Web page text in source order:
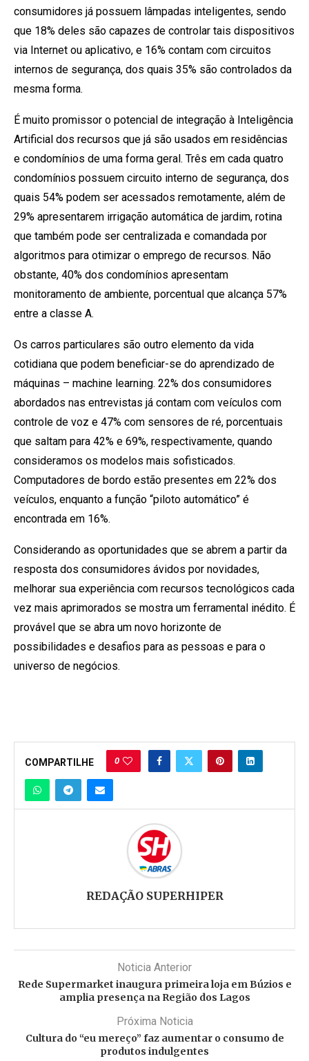
consumidores já possuem lâmpadas inteligentes, sendo
que 18% deles são capazes de controlar tais dispositivos
via Internet ou aplicativo, e 16% contam com circuitos
internos de segurança, dos quais 35% são controlados da
mesma forma.
É muito promissor o potencial de integração à Inteligência
Artificial dos recursos que já são usados em residências
e condomínios de uma forma geral. Três em cada quatro
condomínios possuem circuito interno de segurança, dos
quais 54% podem ser acessados remotamente, além de
29% apresentarem irrigação automática de jardim, rotina
que também pode ser centralizada e comandada por
algoritmos para otimizar o emprego de recursos. Não
obstante, 40% dos condomínios apresentam
monitoramento de ambiente, porcentual que alcança 57%
entre a classe A.
Os carros particulares são outro elemento da vida
cotidiana que podem beneficiar-se do aprendizado de
máquinas – machine learning. 22% dos consumidores
abordados nas entrevistas já contam com veículos com
controle de voz e 47% com sensores de ré, porcentuais
que saltam para 42% e 69%, respectivamente, quando
consideramos os modelos mais sofisticados.
Computadores de bordo estão presentes em 22% dos
veículos, enquanto a função “piloto automático” é
encontrada em 16%.
Considerando as oportunidades que se abrem a partir da
resposta dos consumidores ávidos por novidades,
melhorar sua experiência com recursos tecnológicos cada
vez mais aprimorados se mostra um ferramental inédito. É
provável que se abra um novo horizonte de
possibilidades e desafios para as pessoas e para o
universo de negócios.
COMPARTILHE 0
REDAÇÃO SUPERHIPER
Noticia Anterior
Rede Supermarket inaugura primeira loja em Búzios e
amplia presença na Região dos Lagos
Próxima Noticia
Cultura do “eu mereço” faz aumentar o consumo de
produtos indulgentes